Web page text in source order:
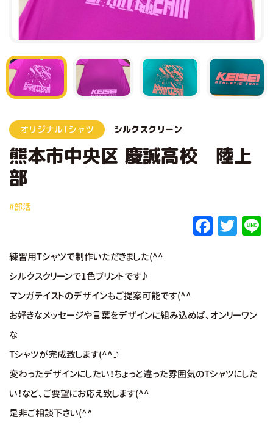
オリジナルTシャツ シルクスクリーン
熊本市中央区 慶誠高校 陸上
部
#部活
F
b
o
T
練習用Tシャツで制作いただきました(^^
シルクスクリーンで1色プリントです♪
マンガテイストのデザインもご提案可能です(^^
お好きなメッセージや言葉をデザインに組み込めば、オンリーワン
な
Tシャツが完成致します(^^♪
変わったデザインにしたい！ちょっと違った雰囲気のTシャツにした
い！など、ご要望にお応え致します(^^
是非ご相談下さい(^^